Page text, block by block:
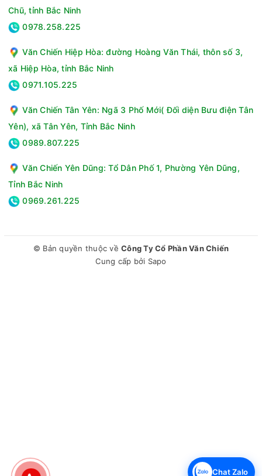
Chũ, tỉnh Bắc Ninh
0978.258.225
Văn Chiến Hiệp Hòa: đường Hoàng Văn Thái, thôn số 3,
xã Hiệp Hòa, tỉnh Bắc Ninh
0971.105.225
Văn Chiến Tân Yên: Ngã 3 Phố Mới( Đối diện Bưu điện Tân
Yên), xã Tân Yên, Tỉnh Bắc Ninh
0989.807.225
Văn Chiến Yên Dũng: Tổ Dân Phố 1, Phường Yên Dũng,
Tỉnh Bắc Ninh
0969.261.225
© Bản quyền thuộc về Công Ty Cổ Phần Văn Chiến
Cung cấp bởi Sapo
Chat Zalo